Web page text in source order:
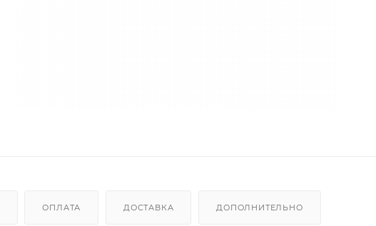
ОПЛАТА ДОСТАВКА ДОПОЛНИТЕЛЬНО